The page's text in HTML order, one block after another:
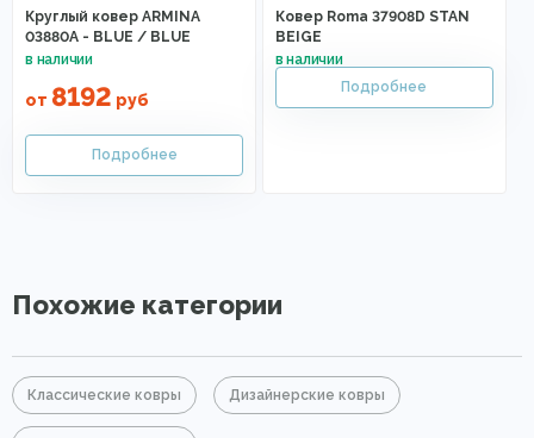
Круглый ковер ARMINA
03880A - BLUE / BLUE
от 8192 руб
Ковер Roma 37908D STAN
BEIGE
Похожие категории
Классические ковры Дизайнерские ковры